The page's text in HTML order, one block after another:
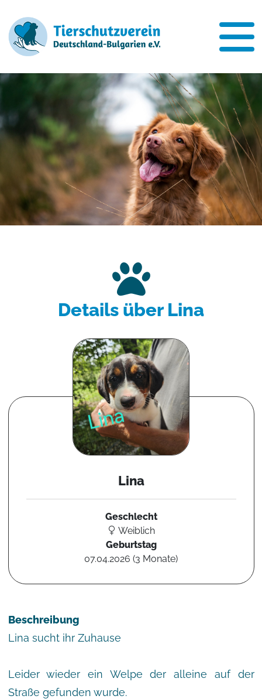
Details über Lina
Lina
Geschlecht
Weiblich
Geburtstag
07.04.2026 (3 Monate)
Beschreibung
Lina sucht ihr Zuhause
Leider wieder ein Welpe der alleine auf der
Straße gefunden wurde.